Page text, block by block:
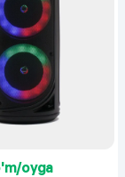
oyga